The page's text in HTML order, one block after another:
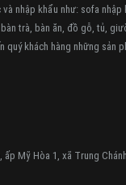
nhập khẩu như: sofa nhập
trà, bàn ăn, đồ gỗ, tủ,
quý khách hàng những sản
Mỹ Hòa 1, xã Trung